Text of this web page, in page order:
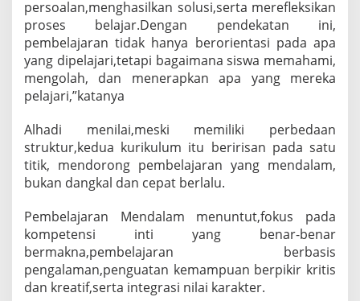
persoalan,menghasilkan solusi,serta merefleksikan
proses belajar.Dengan pendekatan ini,
pembelajaran tidak hanya berorientasi pada apa
yang dipelajari,tetapi bagaimana siswa memahami,
mengolah, dan menerapkan apa yang mereka
pelajari,”katanya
Alhadi menilai,meski memiliki perbedaan
struktur,kedua kurikulum itu beririsan pada satu
titik, mendorong pembelajaran yang mendalam,
bukan dangkal dan cepat berlalu.
Pembelajaran Mendalam menuntut,fokus pada
kompetensi inti yang benar-benar
bermakna,pembelajaran berbasis
pengalaman,penguatan kemampuan berpikir kritis
dan kreatif,serta integrasi nilai karakter.